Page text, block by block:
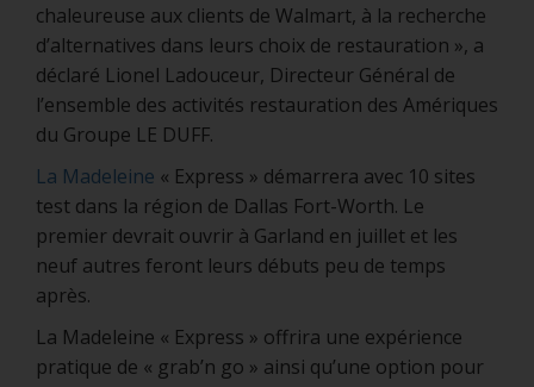
chaleureuse aux clients de Walmart, à la recherche
d’alternatives dans leurs choix de restauration », a
déclaré Lionel Ladouceur, Directeur Général de
l’ensemble des activités restauration des Amériques
du Groupe LE DUFF.
La Madeleine « Express » démarrera avec 10 sites
test dans la région de Dallas Fort-Worth. Le
premier devrait ouvrir à Garland en juillet et les
neuf autres feront leurs débuts peu de temps
après.
La Madeleine « Express » offrira une expérience
pratique de « grab’n go » ainsi qu’une option pour